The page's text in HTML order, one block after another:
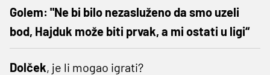
Golem: "Ne bi bilo nezasluženo da smo uzeli
bod, Hajduk može biti prvak, a mi ostati u ligi“
Dolček, je li mogao igrati?